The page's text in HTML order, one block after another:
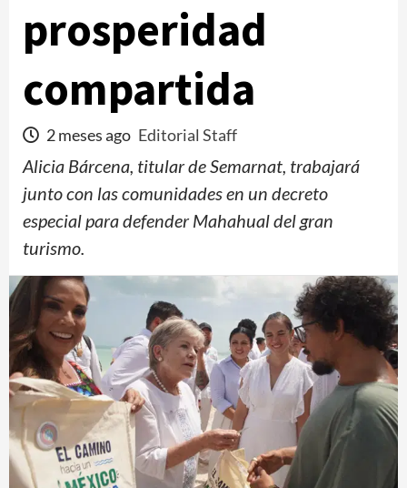
prosperidad
compartida
2 meses ago Editorial Staff
Alicia Bárcena, titular de Semarnat, trabajará
junto con las comunidades en un decreto
especial para defender Mahahual del gran
turismo.